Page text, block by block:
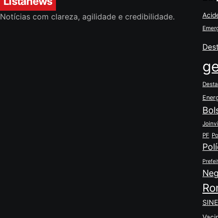
Notícias com clareza, agilidade e credibilidade.
PF
SINE